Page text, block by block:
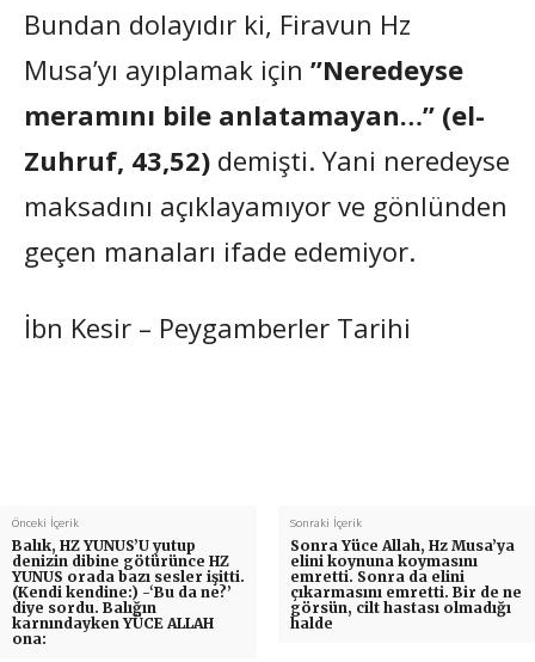
Bundan dolayıdır ki, Firavun Hz
Musa’yı ayıplamak için ”Neredeyse
meramını bile anlatamayan…” (el-
Zuhruf, 43,52) demişti. Yani neredeyse
maksadını açıklayamıyor ve gönlünden
geçen manaları ifade edemiyor.
İbn Kesir – Peygamberler Tarihi
Önceki İçerik
Balık, HZ YUNUS’U yutup
denizin dibine götürünce HZ
YUNUS orada bazı sesler işitti.
(Kendi kendine:) -‘Bu da ne?’
diye sordu. Balığın
karnındayken YÜCE ALLAH
ona:
Sonraki İçerik
Sonra Yüce Allah, Hz Musa’ya
elini koynuna koymasını
emretti. Sonra da elini
çıkarmasını emretti. Bir de ne
görsün, cilt hastası olmadığı
halde